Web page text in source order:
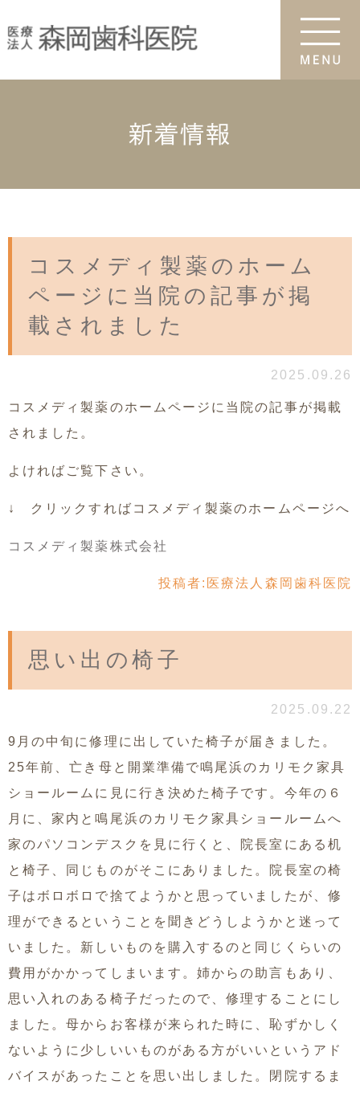
新着情報
コスメディ製薬のホーム
ページに当院の記事が掲
載されました
2025.09.26
コスメディ製薬のホームページに当院の記事が掲載
されました。
よければご覧下さい。
↓ クリックすればコスメディ製薬のホームページへ
コスメディ製薬株式会社
投稿者: 医療法人森岡歯科医院
思い出の椅子
2025.09.22
9月の中旬に修理に出していた椅子が届きました。
25年前、亡き母と開業準備で鳴尾浜のカリモク家具
ショールームに見に行き決めた椅子です。今年の６
月に、家内と鳴尾浜のカリモク家具ショールームへ
家のパソコンデスクを見に行くと、院長室にある机
と椅子、同じものがそこにありました。院長室の椅
子はボロボロで捨てようかと思っていましたが、修
理ができるということを聞きどうしようかと迷って
いました。新しいものを購入するのと同じくらいの
費用がかかってしまいます。姉からの助言もあり、
思い入れのある椅子だったので、修理することにし
ました。母からお客様が来られた時に、恥ずかしく
ないように少しいいものがある方がいいというアド
バイスがあったことを思い出しました。閉院するま